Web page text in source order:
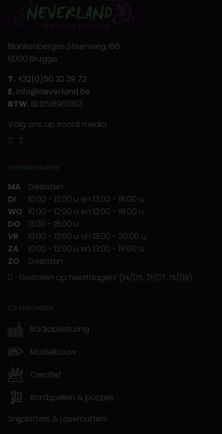
Blankenbergse Steenweg 186
8000 Brugge
T. +32(0)50 32 39 72
E. info@neverland.be
BTW. BE0518960193
Volg ons op social media
OPENINGSUREN
MA
Gesloten
DI
10:00 - 12:00 u en 13:00 - 18:00 u
WO 10:00 - 12:00 u en 13:00 - 18:00 u
DO
13:00 - 18:00 u
VR
10:00 - 12:00 u en 13:00 - 20:00 u
ZA
10:00 - 12:00 u en 13:00 - 18:00 u
ZO
Gesloten
Gesloten op feestdagen! (14/05, 21/07, 15/08)
CATEGORIEËN
Radiobesturing
Modelbouw
Creatief
Bordspellen & puzzels
Snijplotters & Lasercutters